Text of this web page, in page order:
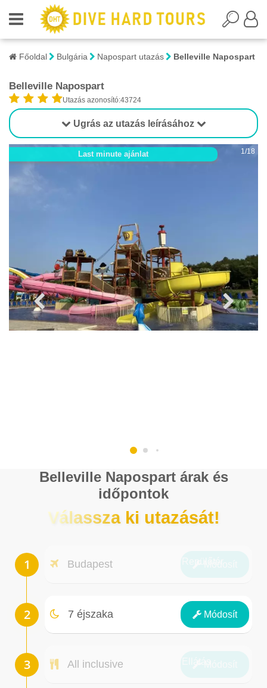
Főoldal Bulgária Napospart utazás Belleville Napospart
Belleville Napospart
Utazás azonosító:43724
Ugrás az utazás leírásához
1/18
Last minute ajánlat
Belleville Napospart árak és
időpontok
Válassza ki utazását!
Budapest
7 éjszaka Módosít
Éjszakák
All inclusive